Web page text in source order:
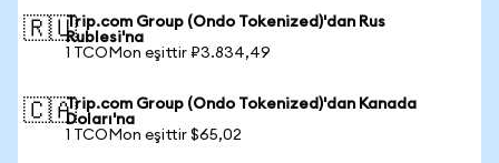
🇷🇺Trip.com Group (Ondo Tokenized)'dan Rus
Rublesi'na
1 TCOMon eşittir ₽3.834,49
🇨🇦Trip.com Group (Ondo Tokenized)'dan Kanada
Doları'na
1 TCOMon eşittir $65,02